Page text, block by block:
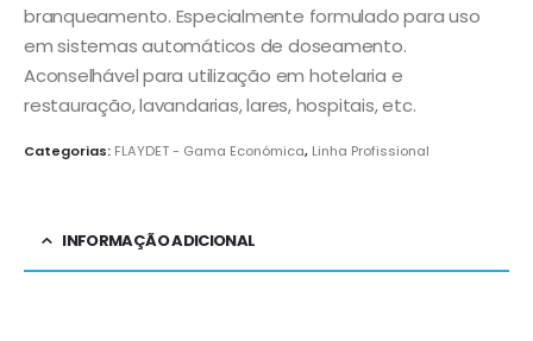
branqueamento. Especialmente formulado para uso
em sistemas automáticos de doseamento.
Aconselhável para utilização em hotelaria e
restauração, lavandarias, lares, hospitais, etc.
Categorias: FLAYDET - Gama Económica, Linha Profissional
INFORMAÇÃO ADICIONAL